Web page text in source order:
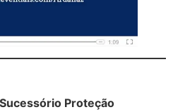
Proteção